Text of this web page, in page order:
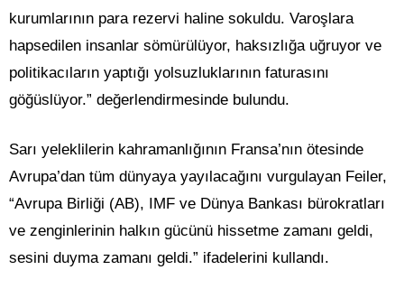
kurumlarının para rezervi haline sokuldu. Varoşlara
hapsedilen insanlar sömürülüyor, haksızlığa uğruyor ve
politikacıların yaptığı yolsuzluklarının faturasını
göğüslüyor.” değerlendirmesinde bulundu.
Sarı yeleklilerin kahramanlığının Fransa’nın ötesinde
Avrupa’dan tüm dünyaya yayılacağını vurgulayan Feiler,
“Avrupa Birliği (AB), IMF ve Dünya Bankası bürokratları
ve zenginlerinin halkın gücünü hissetme zamanı geldi,
sesini duyma zamanı geldi.” ifadelerini kullandı.